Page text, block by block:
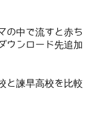
の中で流すと赤ち
ウンロード先追加
と諫早高校を比較